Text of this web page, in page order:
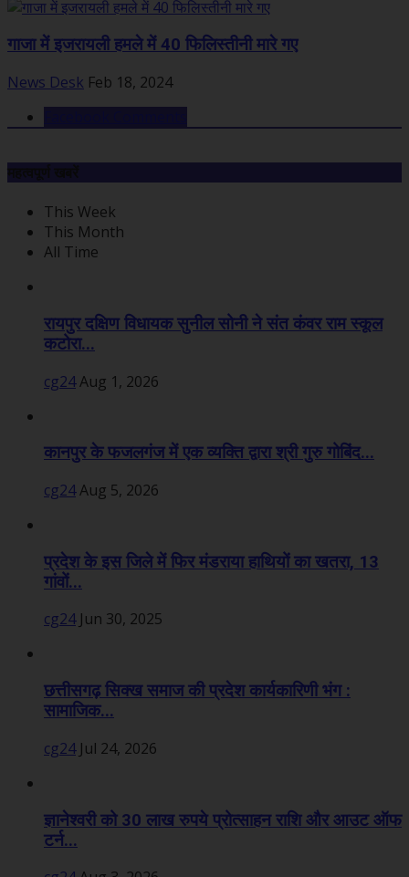
गाजा में इजरायली हमले में 40 फिलिस्तीनी मारे गए
News Desk Feb 18, 2024
This Week
This Month
All Time
रायपुर दक्षिण विधायक सुनील सोनी ने संत कंवर राम स्कूल
कटोरा...
cg24Aug 1, 2026
कानपुर के फजलगंज में एक व्यक्ति द्वारा श्री गुरु गोबिंद...
cg24Aug 5, 2026
प्रदेश के इस जिले में फिर मंडराया हाथियों का खतरा, 13
गांवों...
cg24 Jun 30, 2025
छत्तीसगढ़ सिक्ख समाज की प्रदेश कार्यकारिणी भंग :
सामाजिक...
cg24 Jul 24, 2026
ज्ञानेश्वरी को 30 लाख रुपये प्रोत्साहन राशि और आउट ऑफ
टर्न...